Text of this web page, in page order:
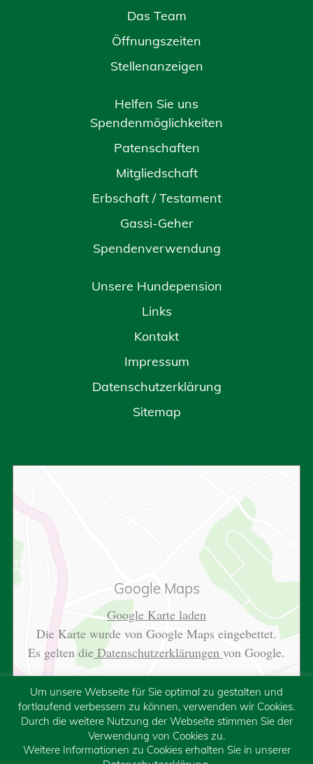
Das Team
Öffnungszeiten
Stellenanzeigen
Helfen Sie uns
Spendenmöglichkeiten
Patenschaften
Mitgliedschaft
Erbschaft / Testament
Gassi-Geher
Spendenverwendung
Unsere Hundepension
Links
Kontakt
Impressum
Datenschutzerklärung
Sitemap
Google Maps
Google Karte laden
Die Karte wurde von Google Maps eingebettet.
Es gelten die Datenschutzerklärungen von Google.
Um unsere Webseite für Sie optimal zu gestalten und
fortlaufend verbessern zu können, verwenden wir Cookies.
Durch die weitere Nutzung der Webseite stimmen Sie der
Verwendung von Cookies zu.
Weitere Informationen zu Cookies erhalten Sie in unserer